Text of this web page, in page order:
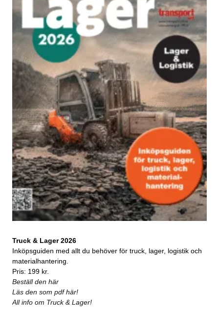
Truck & Lager 2026
Inköpsguiden med allt du behöver för truck, lager, logistik och
materialhantering.
Pris: 199 kr.
Beställ den här
Läs den som pdf här!
All info om Truck & Lager!